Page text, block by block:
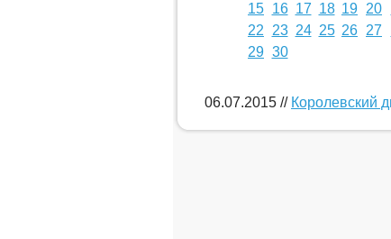
15 16 17 18 19 20
22
23 24 25 26 27
29 30
06.07.2015 // Королевский